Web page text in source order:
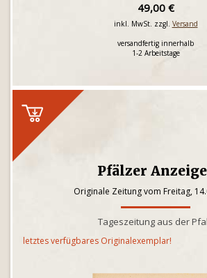
49,00 €
inkl. MwSt. zzgl. Versand
versandfertig innerhalb
1-2 Arbeitstage
Pfälzer
Originale Zeitung vom Freitag,
Tageszeitung aus der
letztes verfügbares Originalexemplar!